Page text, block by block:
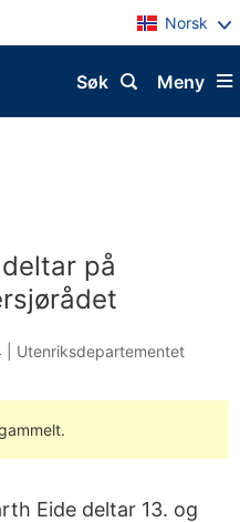
Norsk
Meny
Søk
på
Utenriksdepartementet
Eide deltar 13. og